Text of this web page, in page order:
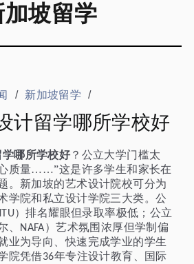
加坡留学
/ 新加坡留学 /
计留学哪所学校好
哪所学校好？公立大学门槛太
质量……”这是许多学生和家长在
。新加坡的艺术设计院校可分为
学院和私立设计学院三大类。公
）排名耀眼但录取率极低；公立
、
NAFA）艺术氛围浓厚但学制偏
业为导向、快速完成学业的学生
院凭借36年专注设计教育、国际